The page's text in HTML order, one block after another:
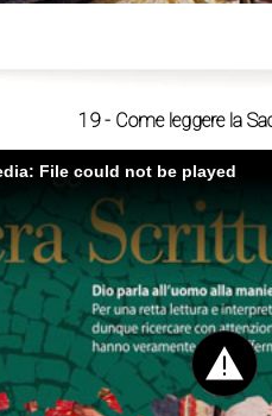
19 - Come leggere la
File could not be played